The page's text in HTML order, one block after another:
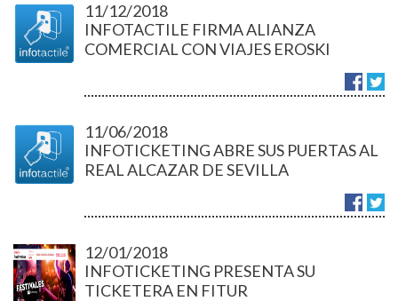
11/12/2018
INFOTACTILE FIRMA ALIANZA
COMERCIAL CON VIAJES EROSKI
11/06/2018
INFOTICKETING ABRE SUS PUERTAS AL
REAL ALCAZAR DE SEVILLA
12/01/2018
INFOTICKETING PRESENTA SU
TICKETERA EN FITUR